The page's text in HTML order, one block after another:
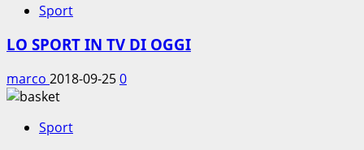
Sport
LO SPORT IN TV DI OGGI
marco 2018-09-250
Sport